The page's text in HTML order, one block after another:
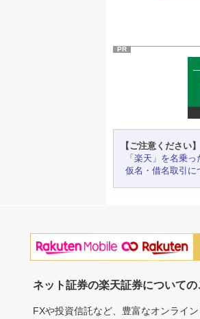
PR
【ご注意ください】
「楽天」を名乗
仮名・借名取引に
ネット証券の楽天証券についての
FXや投資信託など、豊富なオンライ